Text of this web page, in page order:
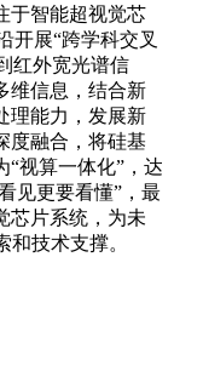
于智能超视觉芯
开展“跨学科交叉
红外宽光谱信
维信息，结合新
理能力，发展新
度融合，将硅基
“视算一体化”，达
见更要看懂”，最
芯片系统，为未
和技术支撑。